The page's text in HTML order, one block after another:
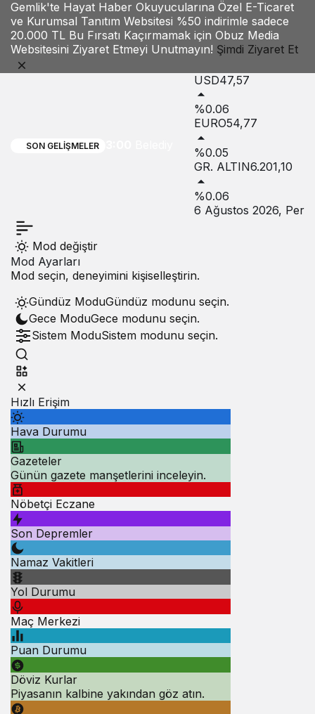
Gemlik'te Hayat Haber Okuyucularına Özel E-Ticaret
ve Kurumsal Tanıtım Websitesi %50 indirimle sadece
20.000 TL Bu Fırsatı Kaçırmamak için Obuz Media
Websitesini Ziyaret Etmeyi Unutmayın! Şimdi Ziyaret Et
SON GELIŞMELER
USD47,57
%0.06
EURO54,77
%0.05
GR. ALTIN6.201,10
%0.06
6 Ağustos 2026, Per
Mod değiştir
Mod Ayarları
Mod seçin, deneyimini kişiselleştirin.
Gündüz ModuGündüz modunu seçin.
Gece ModuGece modunu seçin.
Sistem ModuSistem modunu seçin.
Hızlı Erişim
Hava Durumu
Gazeteler
Günün gazete manşetlerini inceleyin.
Nöbetçi Eczane
Son Depremler
Namaz Vakitleri
Yol Durumu
Maç Merkezi
Puan Durumu
Döviz Kurlar
Piyasanın kalbine yakından göz atın.